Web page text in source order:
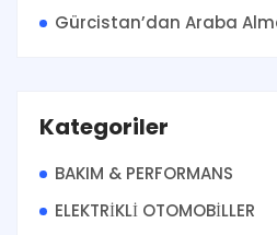
Gürcistan’dan Araba
Kategoriler
BAKIM & PERFORMANS
ELEKTRİKLİ OTOMOBİLLER